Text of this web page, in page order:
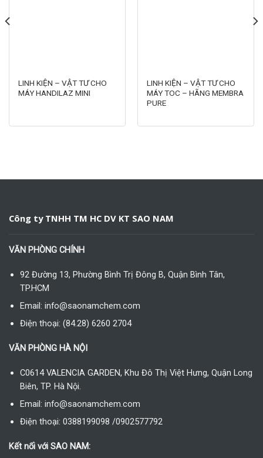
LINH KIỆN – VẬT TƯ CHO
MÁY HANDILAZ MINI
LINH KIỆN – VẬT TƯ CHO
MÁY TOC – HÃNG MEMBRA
PURE
Công ty TNHH TM HC DV KT SAO NAM
VĂN PHÒNG CHÍNH
92 Đường 13, Phường Bình Trị Đông B, Quận Bình Tân,
TP.HCM
Email: info@saonamchem.com
Điện thoại: (84.28) 6260 2704
VĂN PHÒNG HÀ NỘI
C0614 VALENCIA GARDEN, Khu Đô Thị Việt Hưng, Quận Long
Biên, TP. Hà Nội.
Email: info@saonamchem.com
Điện thoại: 0388199098 /0902577792
Kết nối với SAO NAM: